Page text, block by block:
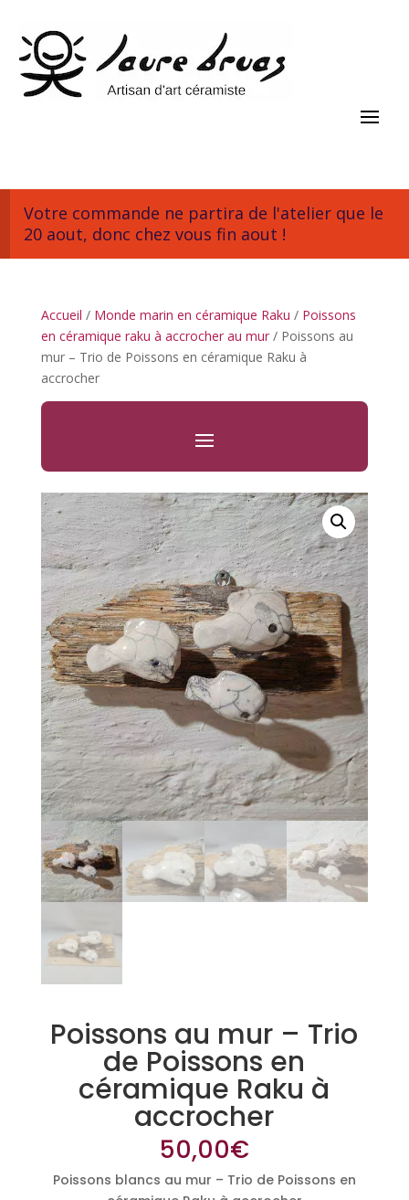
Votre commande ne partira de l'atelier que le
20 aout, donc chez vous fin aout !
Accueil / Monde marin en céramique Raku / Poissons
en céramique raku à accrocher au mur/ Poissons au
mur – Trio de Poissons en céramique Raku à
accrocher
Poissons au mur – Trio
de Poissons en
céramique Raku à
accrocher
50,00€
Poissons blancs au mur – Trio de Poissons en